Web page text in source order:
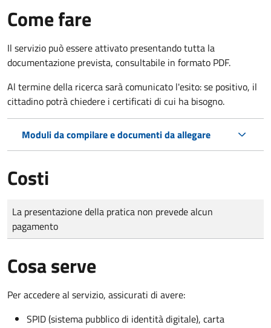
Come fare
Il servizio può essere attivato presentando tutta la
documentazione prevista, consultabile in formato PDF.
Al termine della ricerca sarà comunicato l'esito: se positivo, il
cittadino potrà chiedere i certificati di cui ha bisogno.
Moduli da compilare e documenti da allegare
Costi
Tipo di pagamento
Importo
La presentazione della pratica non prevede alcun
pagamento
Cosa serve
Per accedere al servizio, assicurati di avere:
SPID (sistema pubblico di identità digitale), carta